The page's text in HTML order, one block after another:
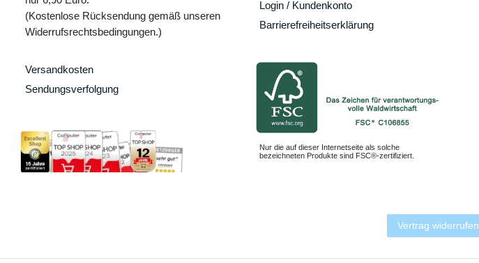
(Kostenlose Rücksendung gemäß unseren
Widerrufsrechtsbedingungen.)
Versandkosten
Sendungsverfolgung
Login / Kundenkonto
Barrierefreiheitserklärung
Nur die auf dieser Internetseite als solche
bezeichneten Produkte sind FSC®-zertifiziert.
Vertrag widerrufen